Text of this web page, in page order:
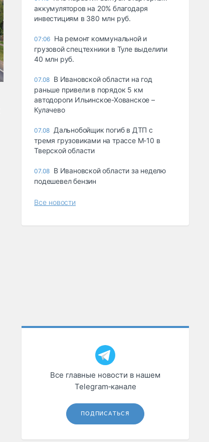
аккумуляторов на 20% благодаря
инвестициям в 380 млн руб.
07:06 На ремонт коммунальной и
грузовой спецтехники в Туле выделили
40 млн руб.
07.08 В Ивановской области на год
раньше привели в порядок 5 км
автодороги Ильинское-Хованское –
Кулачево
07.08 Дальнобойщик погиб в ДТП с
тремя грузовиками на трассе М-10 в
Тверской области
07.08 В Ивановской области за неделю
подешевел бензин
Все новости
Все главные новости в нашем
Telegram‑канале
ПОДПИСАТЬСЯ